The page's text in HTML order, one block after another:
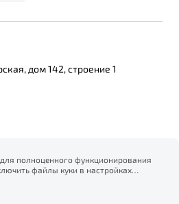
дом 142, строение 1
персональных данных
полноценного функционирования
файлы куки в настройках
куки, и подтверждаете